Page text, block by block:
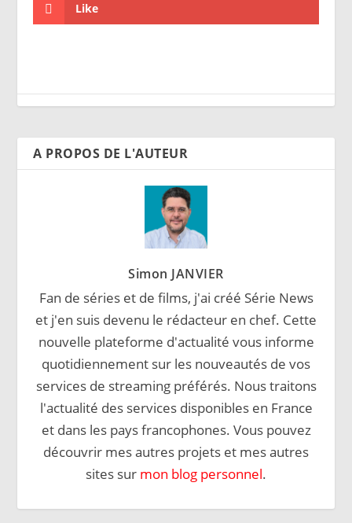
Like
A PROPOS DE L'AUTEUR
Simon JANVIER
Fan de séries et de films, j'ai créé Série News
et j'en suis devenu le rédacteur en chef. Cette
nouvelle plateforme d'actualité vous informe
quotidiennement sur les nouveautés de vos
services de streaming préférés. Nous traitons
l'actualité des services disponibles en France
et dans les pays francophones. Vous pouvez
découvrir mes autres projets et mes autres
sites sur mon blog personnel.